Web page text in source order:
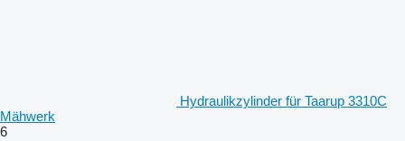
Hydraulikzylinder für Taarup 3310C
Mähwerk
6